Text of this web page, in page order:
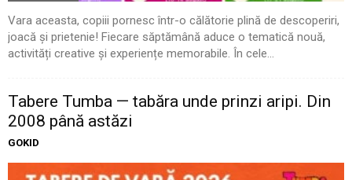
Vara aceasta, copiii pornesc într-o călătorie plină de descoperiri,
joacă și prietenie! Fiecare săptămână aduce o tematică nouă,
activități creative și experiențe memorabile. În cele...
Tabere Tumba — tabăra unde prinzi aripi. Din
2008 până astăzi
GOKID